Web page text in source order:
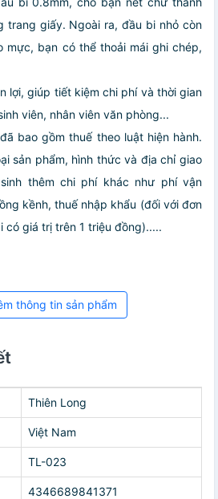
trang giấy. Ngoài ra, đầu bi nhỏ còn
mực, bạn có thể thoải mái ghi chép,
lợi, giúp tiết kiệm chi phí và thời gian
viên, nhân viên văn phòng...
bao gồm thuế theo luật hiện hành.
sản phẩm, hình thức và địa chỉ giao
thêm chi phí khác như phí vận
kềnh, thuế nhập khẩu (đối với đơn
có giá trị trên 1 triệu đồng).....
thông tin sản phẩm
Thiên Long
Việt Nam
TL-023
4346689841371